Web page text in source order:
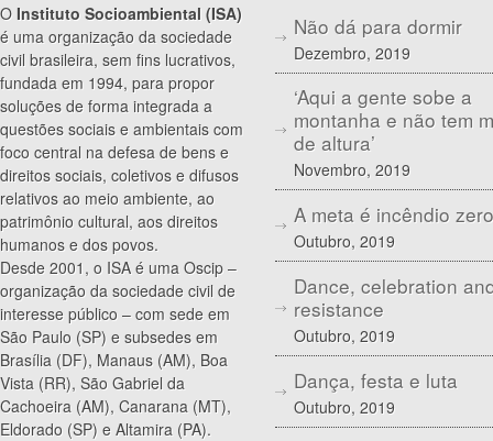
O Instituto Socioambiental (ISA)
é uma organização da sociedade
civil brasileira, sem fins lucrativos,
fundada em 1994, para propor
soluções de forma integrada a
questões sociais e ambientais com
foco central na defesa de bens e
direitos sociais, coletivos e difusos
relativos ao meio ambiente, ao
patrimônio cultural, aos direitos
humanos e dos povos.
Desde 2001, o ISA é uma Oscip –
organização da sociedade civil de
interesse público – com sede em
São Paulo (SP) e subsedes em
Brasília (DF), Manaus (AM), Boa
Vista (RR), São Gabriel da
Cachoeira (AM), Canarana (MT),
Eldorado (SP) e Altamira (PA).
Não dá para dormir
Dezembro, 2019
‘Aqui a gente sobe a
montanha e não tem
de altura’
Novembro, 2019
A meta é incêndio zero
Outubro, 2019
Dance, celebration
resistance
Outubro, 2019
Dança, festa e luta
Outubro, 2019